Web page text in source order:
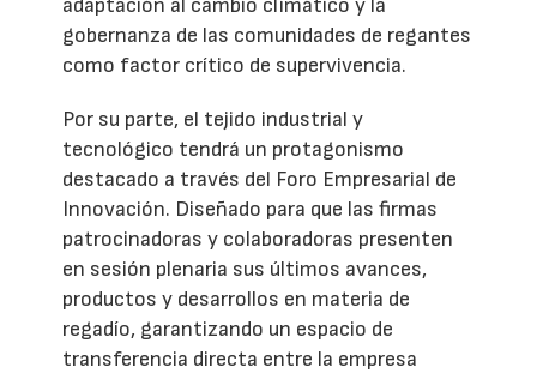
adaptación al cambio climático y la
gobernanza de las comunidades de regantes
como factor crítico de supervivencia.
Por su parte, el tejido industrial y
tecnológico tendrá un protagonismo
destacado a través del Foro Empresarial de
Innovación. Diseñado para que las firmas
patrocinadoras y colaboradoras presenten
en sesión plenaria sus últimos avances,
productos y desarrollos en materia de
regadío, garantizando un espacio de
transferencia directa entre la empresa